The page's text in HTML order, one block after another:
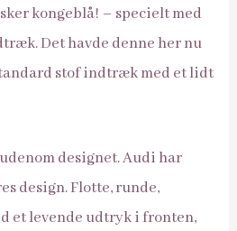
kongeblå! – specielt med
Det havde denne her nu
stof indtræk med et lidt
designet. Audi har
design. Flotte, runde,
et levende udtryk i fronten,